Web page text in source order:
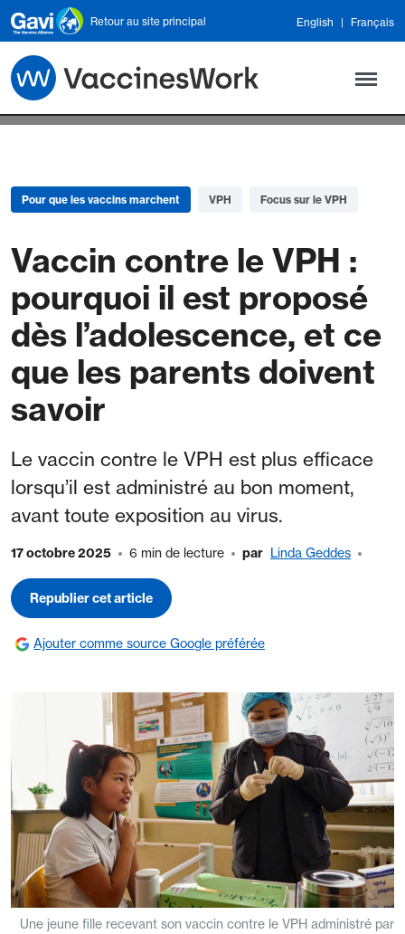
Skip to main content
Retour au site principal English Français
Pour que les vaccins marchent VPH Focus sur le VPH
Vaccin contre le VPH :
pourquoi il est proposé
dès l’adolescence, et ce
que les parents doivent
savoir
Le vaccin contre le VPH est plus efficace
lorsqu’il est administré au bon moment,
avant toute exposition au virus.
17 octobre 2025 6 min de lecture par Linda Geddes
Republier cet article
Ajouter comme source Google préférée
Une jeune fille recevant son vaccin contre le VPH administré par